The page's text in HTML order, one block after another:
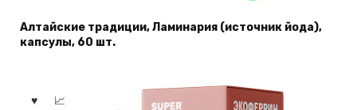
Алтайские традиции, Ламинария (источник йода),
капсулы, 60 шт.